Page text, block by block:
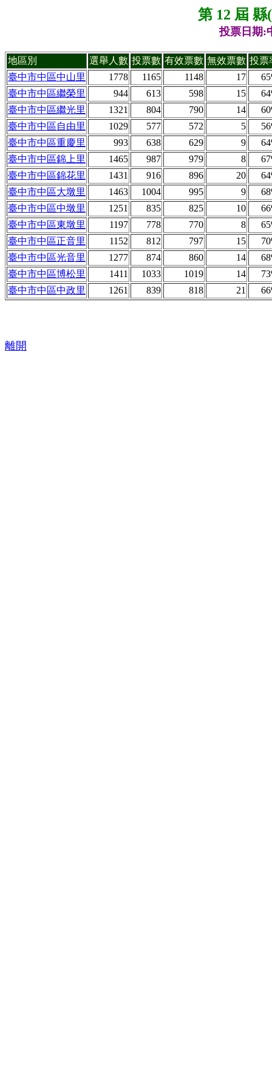
第 12 屆
投票日期:
地區別 選舉人數 投票數 有效票數 無效票數 投票
臺中市中區中山里
1778 1165 1148 17
臺中市中區繼榮里
944 613 598 15
臺中市中區繼光里
1321 804 790 14
臺中市中區自由里
1029 577 572 5
臺中市中區重慶里
993 638 629 9
臺中市中區錦上里
1465 987 979 8
臺中市中區錦花里
1431 916 896 20
臺中市中區大墩里
1463 1004 995 9
臺中市中區中墩里
1251 835 825 10
臺中市中區東墩里
1197 778 770 8
臺中市中區正音里
1152 812 797 15
臺中市中區光音里
1277 874 860 14
臺中市中區博松里
1411 1033 1019 14
臺中市中區中政里
1261 839 818 21
離開